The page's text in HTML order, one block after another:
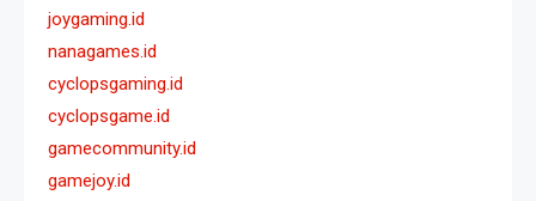
joygaming.id
nanagames.id
cyclopsgaming.id
cyclopsgame.id
gamecommunity.id
gamejoy.id